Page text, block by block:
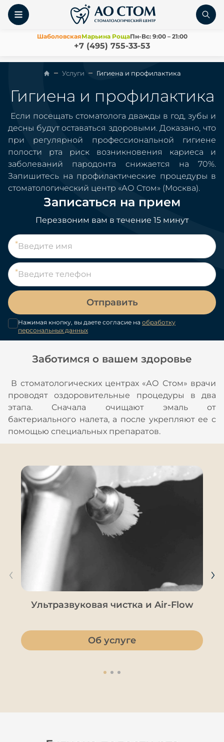
ШаболовскаяМарьина РощаПн-Вс: 9:00 – 21:00
+7 (495) 755-33-53
Услуги Гигиена и профилактика
Гигиена и профилактика
Если посещать стоматолога дважды в год, зубы и
десны будут оставаться здоровыми. Доказано, что
при регулярной профессиональной гигиене
полости рта риск возникновения кариеса и
заболеваний пародонта снижается на 70%.
Запишитесь на профилактические процедуры в
стоматологический центр «АО Стом» (Москва).
Записаться на прием
Перезвоним вам в течение 15 минут
Отправить
Нажимая кнопку, вы даете согласие на обработку
персональных данных
Заботимся о вашем здоровье
В стоматологических центрах «АО Стом» врачи
проводят оздоровительные процедуры в два
этапа. Сначала очищают эмаль от
бактериального налета, а после укрепляют ее с
помощью специальных препаратов.
Ультразвуковая чистка и Air-Flow
Об услуге